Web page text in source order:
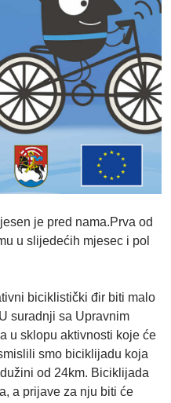
je pred nama.Prva od
u slijedećih mjesec i pol
biciklistički đir biti malo
suradnji sa Upravnim
u sklopu aktivnosti koje će
smo biciklijadu koja
od 24km. Biciklijada
a prijave za nju biti će